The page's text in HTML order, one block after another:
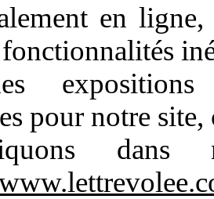
en ligne,
expositions
pour notre
dans